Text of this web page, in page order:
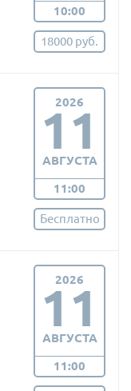
10:00
18000 руб.
2026
11
АВГУСТА
11:00
Бесплатно
2026
11
АВГУСТА
11:00